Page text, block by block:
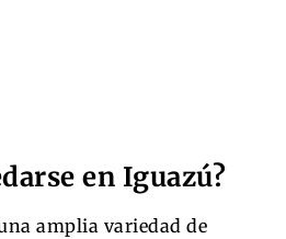
en Iguazú?
amplia variedad de